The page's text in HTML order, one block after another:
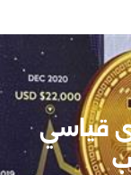
قياسي